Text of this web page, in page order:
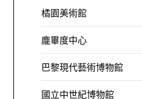
橘園美術館
龐畢度中心
巴黎現代藝術博物館
國立中世紀博物館